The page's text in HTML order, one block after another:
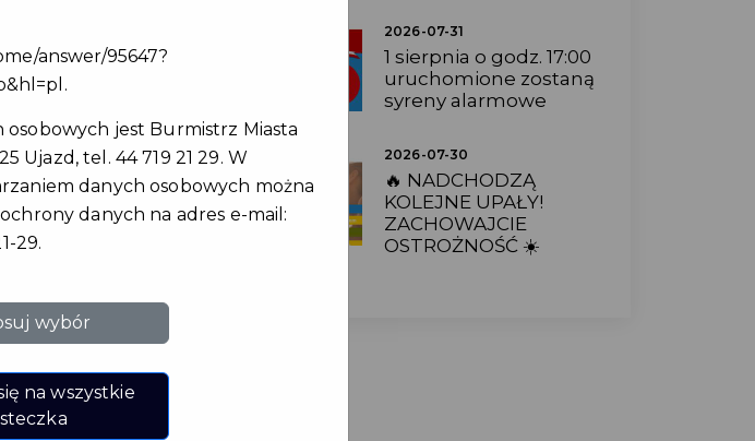
w
r.
na sesji:
100
z uśmiechem,
...
2026-07-31
1 sierpnia o godz. 17:00
uruchomione zostaną
syreny alarmowe
2026-07-30
🔥 NADCHODZĄ
KOLEJNE UPAŁY!
ZACHOWAJCIE
OSTROŻNOŚĆ ☀️
answer/95647?
.
jest Burmistrz Miasta
Ujazd, tel. 44 719 21 29. W
danych osobowych można
danych na adres e-mail:
29.
wybór
na wszystkie